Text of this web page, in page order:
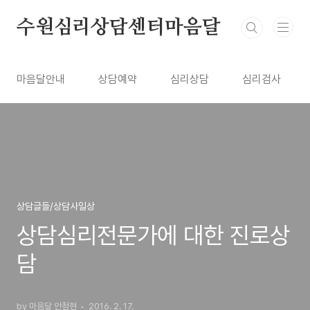
수원심리상담센터마음달
마음달안내 상담예약 심리상담 심리검사
상담글들/상담사일상
상담심리전문가에 대한 진로상
담
by 마음달 안정현 2016. 2. 17.